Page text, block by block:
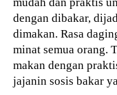
dengan dibakar,
dimakan. Rasa
minat semua orang.
makan dengan
jajanin sosis bakar